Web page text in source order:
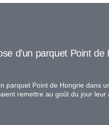
d’un parquet Point de
parquet Point de Hongrie dans
remettre au goût du jour leur